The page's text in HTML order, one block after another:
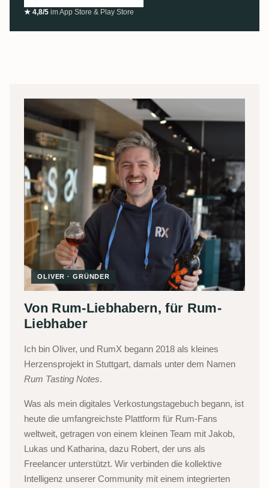
★ 4,8/5 im App Store & Play Store
OLIVER · GRÜNDER
Von Rum-Liebhabern, für Rum-
Liebhaber
Ich bin Oliver, und RumX begann 2018 als kleines
Herzensprojekt in Stuttgart, damals unter dem Namen
Rum Tasting Notes.
Was als mein digitales Verkostungstagebuch begann, ist
heute die umfangreichste Plattform für Rum-Fans
weltweit, getragen von einem kleinen Team mit Jakob,
Lukas und Katharina, dazu Robert, der uns als
Freelancer unterstützt. Wir verbinden die kollektive
Intelligenz unserer Community mit einem integrierten